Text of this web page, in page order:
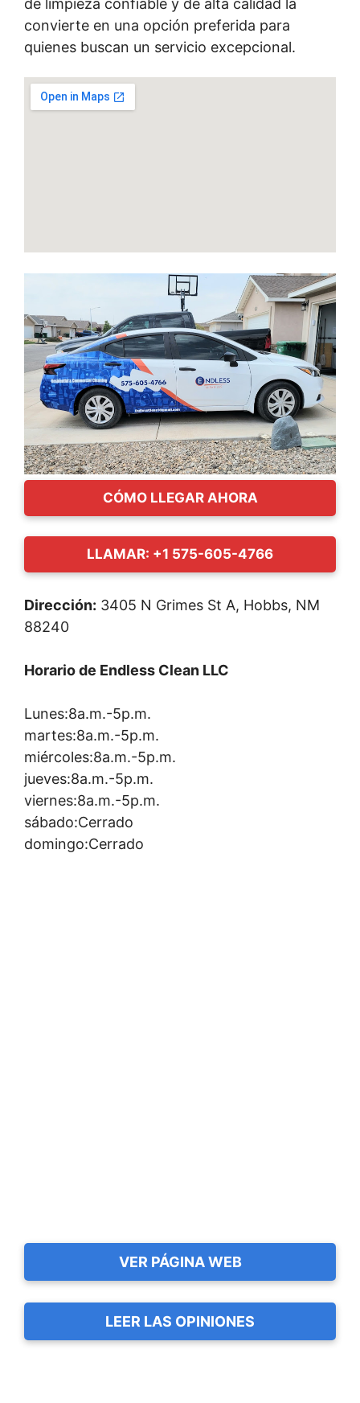
de limpieza confiable y de alta calidad la
convierte en una opción preferida para
quienes buscan un servicio excepcional.
CÓMO LLEGAR AHORA
LLAMAR: +1 575-605-4766
Dirección: 3405 N Grimes St A, Hobbs, NM
88240
Horario de Endless Clean LLC
Lunes:8a.m.-5p.m.
martes:8a.m.-5p.m.
miércoles:8a.m.-5p.m.
jueves:8a.m.-5p.m.
viernes:8a.m.-5p.m.
sábado:Cerrado
domingo:Cerrado
VER PÁGINA WEB
LEER LAS OPINIONES